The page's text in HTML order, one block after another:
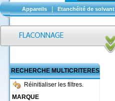
Appareils Etanchéité de solvant
RECHERCHE MULTICRITERES
Réinitialiser les filtres.
MARQUE